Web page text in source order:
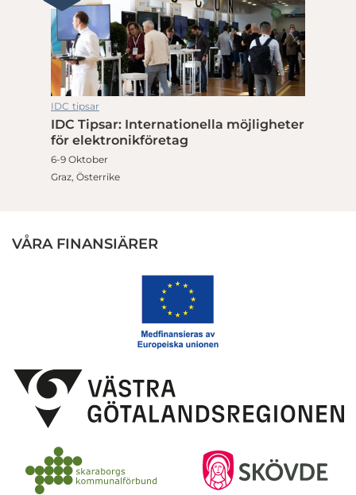
IDC tipsar
IDC Tipsar: Internationella möjligheter
för elektronikföretag
6-9 Oktober
Graz, Österrike
VÅRA FINANSIÄRER